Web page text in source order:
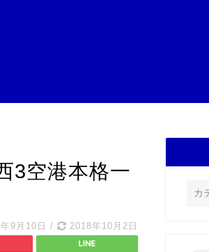
3空港本格一
9月10日 / 2018年10月2日